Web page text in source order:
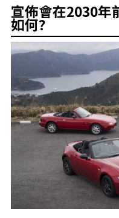
宣佈會在2030
如何?